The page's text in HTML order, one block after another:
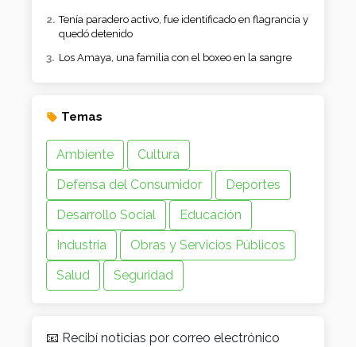
Tenía paradero activo, fue identificado en flagrancia y
quedó detenido
Los Amaya, una familia con el boxeo en la sangre
Temas
Ambiente
Cultura
Defensa del Consumidor
Deportes
Desarrollo Social
Educación
Industria
Obras y Servicios Públicos
Salud
Seguridad
📧 Recibí noticias por correo electrónico